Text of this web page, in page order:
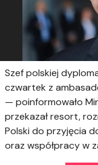
Szef polskiej
czwartek z
— poinformowało
przekazał resort,
Polski do przyjęcia
oraz współpracy w